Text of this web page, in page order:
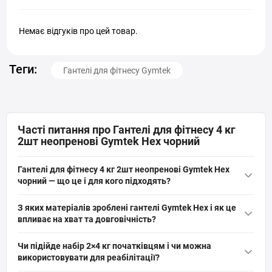
Немає відгуків про цей товар.
Теги: Гантелі для фітнесу Gymtek
Часті питання про Гантелі для фітнесу 4 кг
2шт неопренові Gymtek Hex чорний
Гантелі для фітнесу 4 кг 2шт неопренові Gymtek Hex
чорний — що це і для кого підходять?
це набір гексагональних домашніх гантелей загальною вагою
чоловіків. Підходять для фітнесу, аеробіки, пілатесу, реабілітації
та кардіо; не скочуються по поверхні.
З яких матеріалів зроблені гантелі Gymtek Hex і як це
впливає на хват та довговічність?
зчеплення навіть під час динамічних рухів. Неопрен стійкий до
Чи підійде набір 2×4 кг початківцям і чи можна
використовувати для реабілітації?